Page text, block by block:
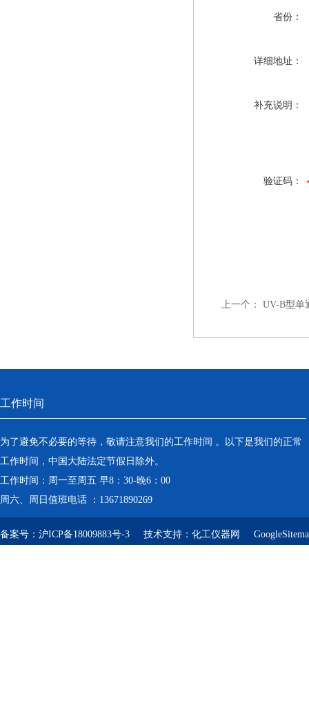
省份：
详细地址：
补充说明：
验证码：
上一个： UV-B型单
工作时间
为了避免不必要的等待，敬请注意我们的工作时间 。以下是我们的正常
工作时间，中国大陆法定节假日除外。
工作时间：周一至周五 早8：30-晚6：00
周六、周日值班电话 ：13671890269
备案号： 沪ICP备18009883号-3 技术支持： 化工仪器网